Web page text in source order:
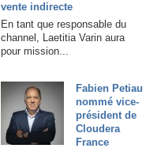
vente indirecte
En tant que responsable du
channel, Laetitia Varin aura
pour mission...
Fabien Petiau
nommé vice-
président de
Cloudera
France